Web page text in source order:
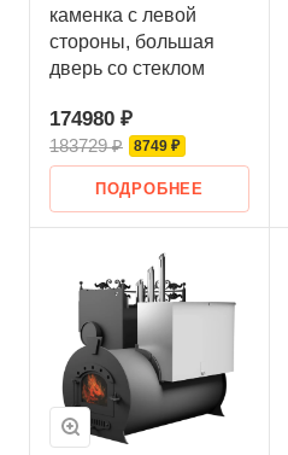
каменка с левой
стороны, большая
дверь со стеклом
174980 ₽
183729 ₽ 8749 ₽
ПОДРОБНЕЕ